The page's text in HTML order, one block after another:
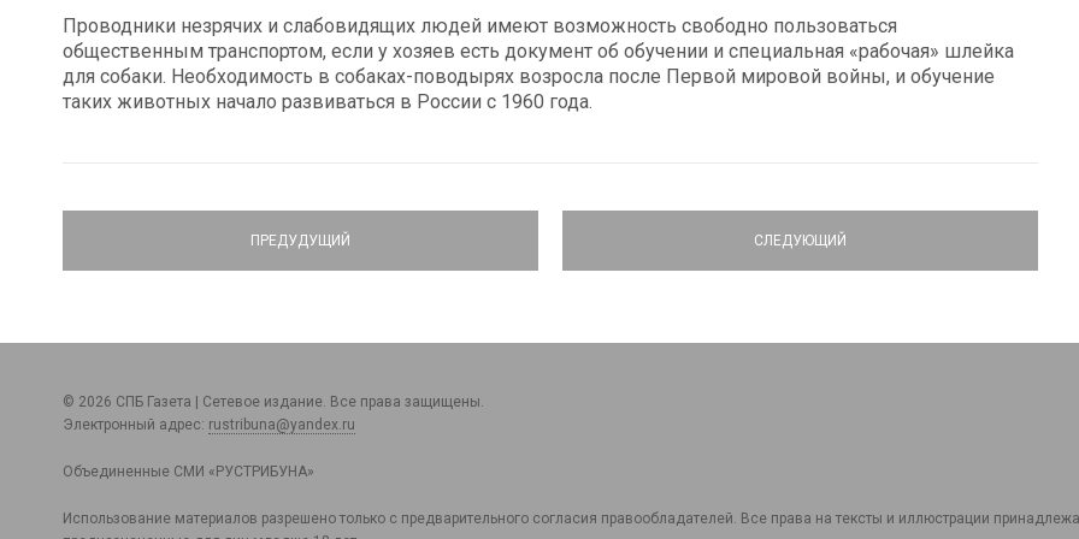
Проводники незрячих и слабовидящих людей имеют возможность свободно пользоваться
общественным транспортом, если у хозяев есть документ об обучении и специальная «рабочая» шлейка
для собаки. Необходимость в собаках-поводырях возросла после Первой мировой войны, и обучение
таких животных начало развиваться в России с 1960 года.
ПРЕДУДУЩИЙ СЛЕДУЮЩИЙ
© 2026 СПБ Газета | Сетевое издание. Все права защищены.
Электронный адрес: rustribuna@yandex.ru
Объединенные СМИ «РУСТРИБУНА»
Использование материалов разрешено только с предварительного согласия правообладателей. Все права на тексты и иллюстрации